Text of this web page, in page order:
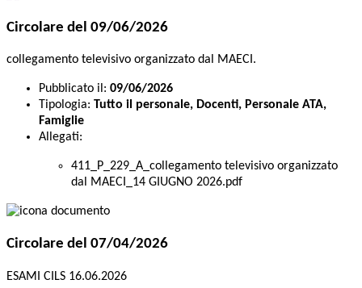
Circolare del 09/06/2026
collegamento televisivo organizzato dal MAECI.
Pubblicato il: 09/06/2026
Tipologia: Tutto il personale, Docenti, Personale ATA,
Famiglie
Allegati:
411_P_229_A_collegamento televisivo organizzato
dal MAECI_14 GIUGNO 2026.pdf
Circolare del 07/04/2026
ESAMI CILS 16.06.2026